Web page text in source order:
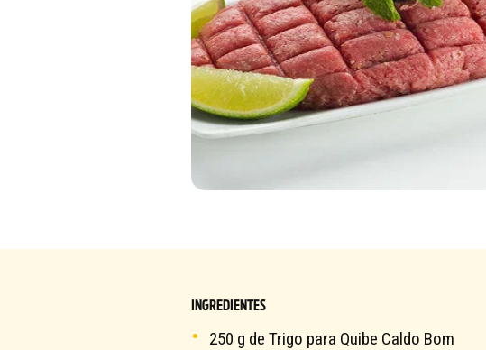
INGREDIENTES
250 g de Trigo para Quibe Caldo Bom